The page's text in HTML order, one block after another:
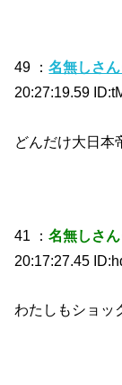
49 ：名無しさん
20:27:19.59
どんだけ大日本
41 ：名無しさん
20:17:27.45
わたしもショッ